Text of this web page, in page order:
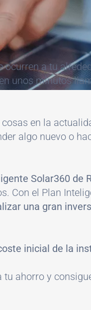
a tu
unos minutos
en la
algo nuevo o
Solar360 de
Con el Plan
una gran
inicial de la
ahorro y